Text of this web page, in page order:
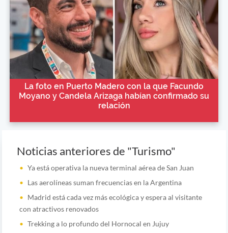
La foto en Puerto Madero con la que Facundo
Moyano y Candela Arizaga habían confirmado su
relación
Noticias anteriores de "Turismo"
Ya está operativa la nueva terminal aérea de San Juan
Las aerolíneas suman frecuencias en la Argentina
Madrid está cada vez más ecológica y espera al visitante
con atractivos renovados
Trekking a lo profundo del Hornocal en Jujuy